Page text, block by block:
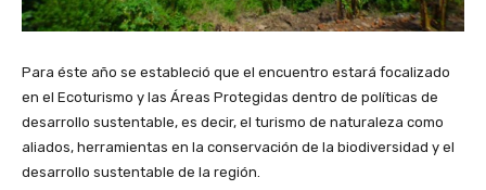
Para éste año se estableció que el encuentro estará focalizado
en el Ecoturismo y las Áreas Protegidas dentro de políticas de
desarrollo sustentable, es decir, el turismo de naturaleza como
aliados, herramientas en la conservación de la biodiversidad y el
desarrollo sustentable de la región.